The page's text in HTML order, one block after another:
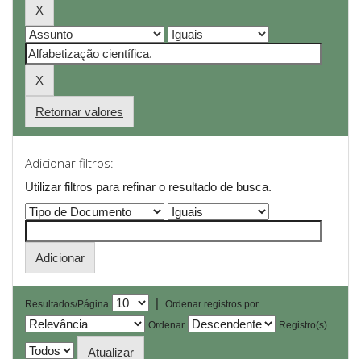
Retornar valores
Adicionar filtros:
Utilizar filtros para refinar o resultado de busca.
Resultados/Página |
Ordenar registros por
Ordenar
Registro(s)